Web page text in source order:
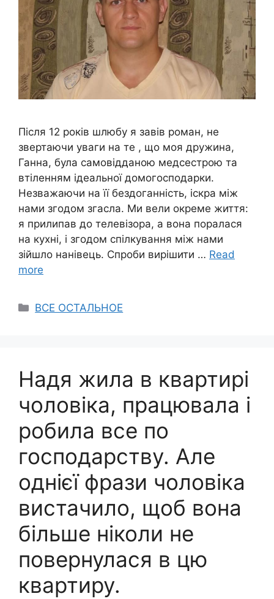
Після 12 років шлюбу я завів роман, не
звертаючи уваги на те , що моя дружина,
Ганна, була самовідданою медсестрою та
втіленням ідеальної домогосподарки.
Незважаючи на її бездоганність, іскра між
нами згодом згасла. Ми вели окреме життя:
я прилипав до телевізора, а вона поралася
на кухні, і згодом спілкування між нами
зійшло нанівець. Спроби вирішити … Read
more
Categories
ВСЕ ОСТАЛЬНОЕ
Надя жила в квартирі
чоловіка, працювала і
робила все по
господарству. Але
однієї фрази чоловіка
вистачило, щоб вона
більше ніколи не
повернулася в цю
квартиру.